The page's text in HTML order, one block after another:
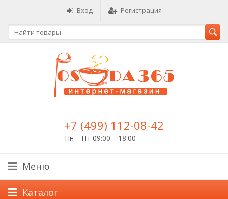
Вход Регистрация
+7 (499) 112-08-42
Пн—Пт 09:00—18:00
Меню
Каталог